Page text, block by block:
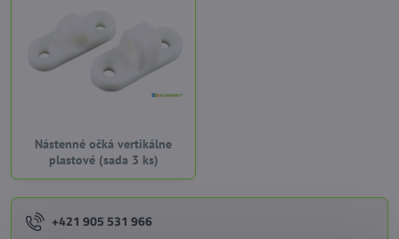
Nástenné očká vertikálne
plastové (sada 3 ks)
+421 905 531 966